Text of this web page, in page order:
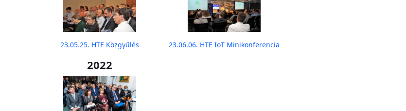
23.05.25. HTE Közgyűlés 23.06.06. HTE IoT Minikonferencia
2022